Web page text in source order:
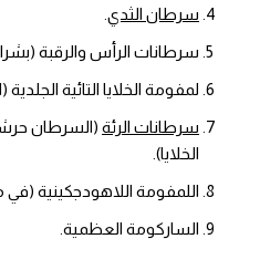
سرطان الثدي
سرطانات الرأس والرقبة
لمفومة الخلايا التائية
سرطانات الرئة (السرطان
الخلايا).
اللمفومة اللاهودجكينية (في
الساركومة العظمية.